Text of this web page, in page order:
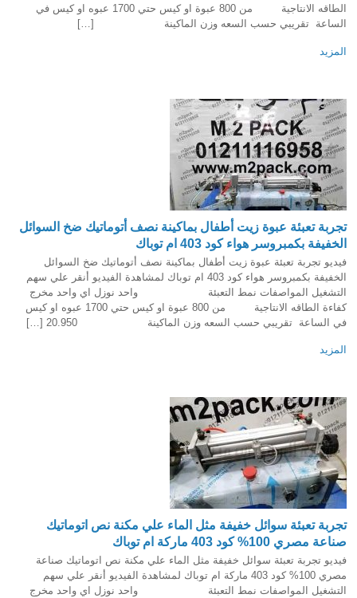
الطاقه الانتاجية من 800 عبوة او كيس حتي 1700 عبوه او كيس في
الساعة تقريبي حسب السعه وزن الماكينة […]
المزيد
تجربة تعبئة عبوة زيت أطفال بماكينة نصف أتوماتيك ضخ السوائل
الخفيفة بكمبروسر هواء كود 403 ام توباك
فيديو تجربة تعبئة عبوة زيت أطفال بماكينة نصف أتوماتيك ضخ السوائل
الخفيفة بكمبروسر هواء كود 403 ام توباك لمشاهدة الفيديو أنقر علي سهم
التشغيل المواصفات نمط التعبئة واحد نوزل اي واحد مخرج
كفاءة الطاقه الانتاجية من 800 عبوة او كيس حتي 1700 عبوه او كيس
في الساعة تقريبي حسب السعه وزن الماكينة 20.950 […]
المزيد
تجربة تعبئة سوائل خفيفة مثل الماء علي مكنة نص اتوماتيك
صناعة مصري 100% كود 403 ماركة ام توباك
فيديو تجربة تعبئة سوائل خفيفة مثل الماء علي مكنة نص اتوماتيك صناعة
مصري 100% كود 403 ماركة ام توباك لمشاهدة الفيديو أنقر علي سهم
التشغيل المواصفات نمط التعبئة واحد نوزل اي واحد مخرج